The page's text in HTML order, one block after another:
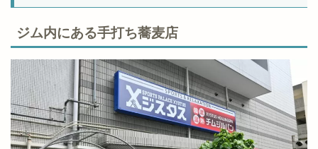
ジム内にある手打ち蕎麦店